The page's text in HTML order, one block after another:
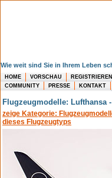
Wie weit sind Sie in Ihrem Leben
HOME VORSCHAU REGISTRIEREN
COMMUNITY
PRESSE KONTAKT
Flugzeugmodelle: Lufthansa
zeige Kategorie:
dieses Flugzeugtyps